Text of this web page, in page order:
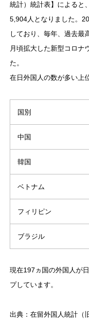
統計）統計表】によると
5,904人となりました。
しており、毎年、過去最
月頃拡大した新型コロナ
た。
在日外国人の数が多い上
国別
中国
韓国
ベトナム
フィリピン
ブラジル
現在197ヵ国の外国人が
プしています。
出典：在留外国人統計（